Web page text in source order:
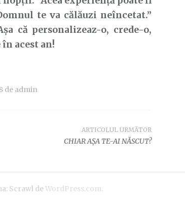
te va călăuzi neîncetat.”
că personalizeaz-o, crede-o,
în acest an!
de admin
ARTICOLUL URMĂTOR
CHIAR AȘA TE-AI NĂSCUT?
Scrawl deWordPress.com.